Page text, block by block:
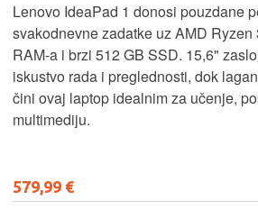
Lenovo IdeaPad 1 donosi pouzdane
svakodnevne zadatke uz AMD Ryzen
RAM-a i brzi 512 GB SSD. 15,6"
iskustvo rada i preglednosti, dok
čini ovaj laptop idealnim za učenje,
multimediju.
579,99 €